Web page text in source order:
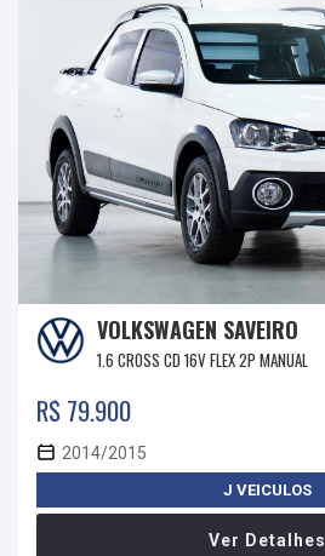
VOLKSWAGEN SAVEIRO
1.6 CROSS CD 16V FLEX 2P MANUAL
R$ 79.900
2014/2015
J VEICULOS
Ver Detalhes